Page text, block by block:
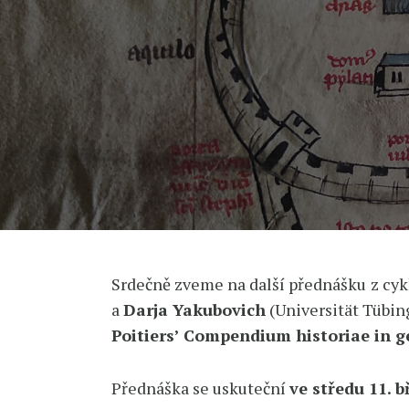
Srdečně zveme na další přednášku z
aDarja Yakubovich (Universität
Poitiers’ Compendium historiae in
Přednáška se uskutečníve středu 11.